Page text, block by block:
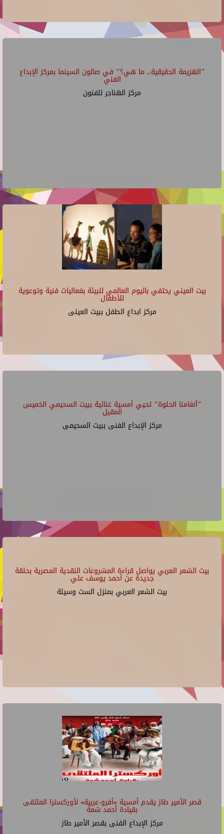
"الهزيمة الحقيقية.. ما هي؟" في صالون السينما بمركز الإبداع
الفني
مركز الهناجر للفنون
بيت العيني يحتفي باليوم العالمي للبيئة بفعاليات فنية وتوعوية
للأطفال
مركز ابداع الطفل ببيت العينى
"أنغامنا الحلوة" تحيي أمسية غنائية ببيت السحيمي الخميس
المقبل
مركز الإبداع الفنى ببيت السحيمى
بيت الشعر العربي يواصل قراءة المشروعات النقدية المصرية بحلقة
جديدة عن أحمد يوسف علي
بيت الشعر العربي بمنزل الست وسيلة
قصر الأمير طاز يقدم أمسية «أفرو-عربية» لأوركسترا الملتقى
بقيادة أحمد شمة
مركز الإبداع الفنى بقصر الأمير طاز